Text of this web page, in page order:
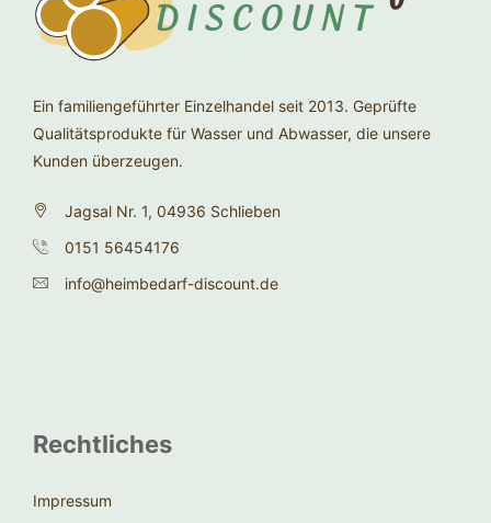
Ein familiengeführter Einzelhandel seit 2013. Geprüfte
Qualitätsprodukte für Wasser und Abwasser, die unsere
Kunden überzeugen.
Jagsal Nr. 1, 04936 Schlieben
0151 56454176
info@heimbedarf-discount.de
Rechtliches
Impressum